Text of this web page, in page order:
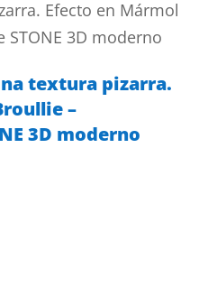
Efecto en Mármol
3D moderno
textura pizarra.
–
3D moderno